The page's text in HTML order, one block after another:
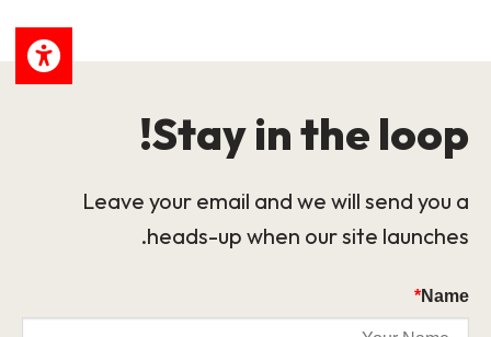
Stay in the loop!
Leave your email and we will send you a
heads-up when our site launches.
Name
*